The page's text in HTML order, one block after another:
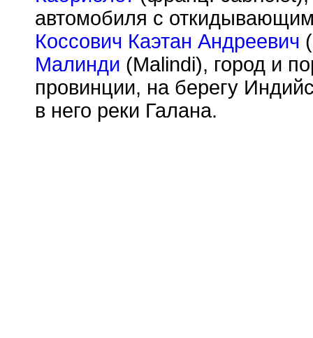
автомобиля с
Коссович Каэтан Андреевич
Малинди (Malindi), город и
провинции, на берегу
в него реки Галана.